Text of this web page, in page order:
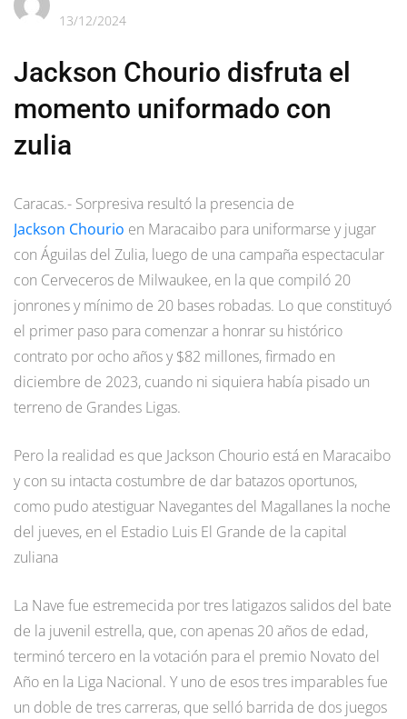
13/12/2024
Jackson Chourio disfruta el
momento uniformado con
zulia
Caracas.- Sorpresiva resultó la presencia de
Jackson Chourio en Maracaibo para uniformarse y jugar
con Águilas del Zulia, luego de una campaña espectacular
con Cerveceros de Milwaukee, en la que compiló 20
jonrones y mínimo de 20 bases robadas. Lo que constituyó
el primer paso para comenzar a honrar su histórico
contrato por ocho años y $82 millones, firmado en
diciembre de 2023, cuando ni siquiera había pisado un
terreno de Grandes Ligas.
Pero la realidad es que Jackson Chourio está en Maracaibo
y con su intacta costumbre de dar batazos oportunos,
como pudo atestiguar Navegantes del Magallanes la noche
del jueves, en el Estadio Luis El Grande de la capital
zuliana
La Nave fue estremecida por tres latigazos salidos del bate
de la juvenil estrella, que, con apenas 20 años de edad,
terminó tercero en la votación para el premio Novato del
Año en la Liga Nacional. Y uno de esos tres imparables fue
un doble de tres carreras, que selló barrida de dos juegos